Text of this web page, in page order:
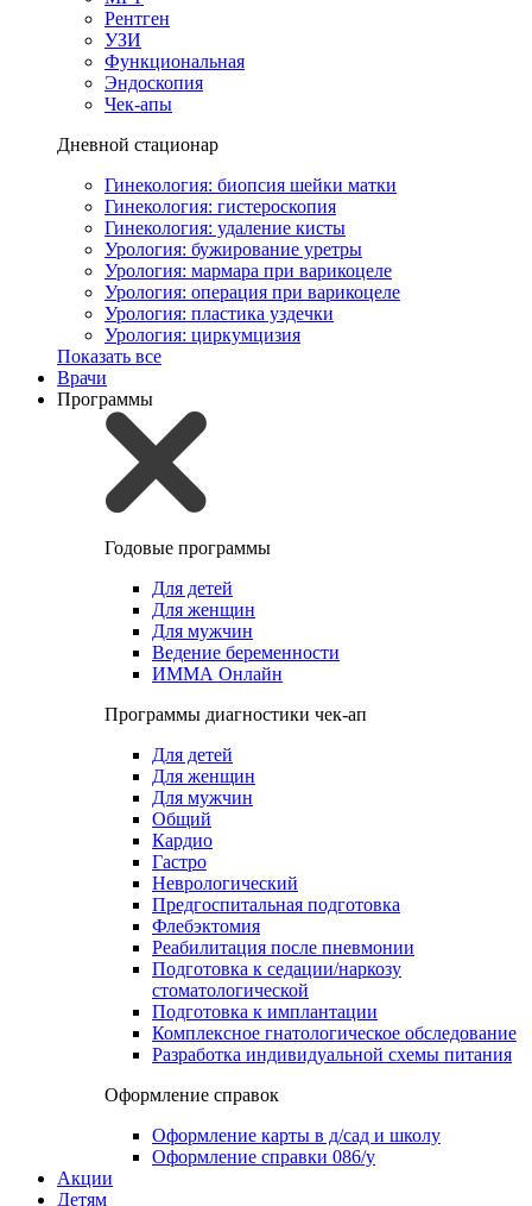
Рентген
УЗИ
Функциональная
Эндоскопия
Чек-апы
Дневной стационар
Гинекология: биопсия шейки матки
Гинекология: гистероскопия
Гинекология: удаление кисты
Урология: бужирование уретры
Урология: мармара при варикоцеле
Урология: операция при варикоцеле
Урология: пластика уздечки
Урология: циркумцизия
Показать все
Врачи
Программы
Годовые программы
Для детей
Для женщин
Для мужчин
Ведение беременности
ИММА Онлайн
Программы диагностики чек-ап
Для детей
Для женщин
Для мужчин
Общий
Кардио
Гастро
Неврологический
Предгоспитальная подготовка
Флебэктомия
Реабилитация после пневмонии
Подготовка к седации/наркозу
стоматологической
Подготовка к имплантации
Комплексное гнатологическое обследование
Разработка индивидуальной схемы питания
Оформление справок
Оформление карты в д/сад и школу
Оформление справки 086/у
Акции
Детям